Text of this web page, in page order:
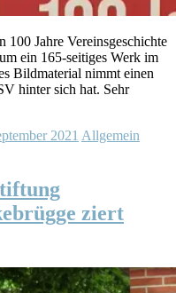
100 Jahre Vereinsgeschichte
ein 165-seitiges Werk im
Bildmaterial nimmt einen
hinter sich hat. Sehr
2021 Allgemein
ziert